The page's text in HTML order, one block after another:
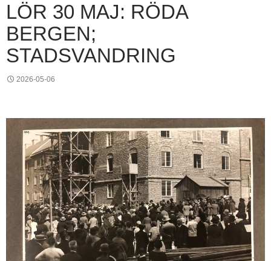
LÖR 30 MAJ: RÖDA
BERGEN;
STADSVANDRING
2026-05-06